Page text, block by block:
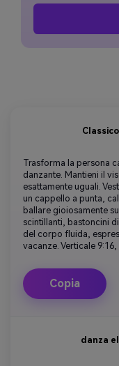
Trasforma la persona
danzante. Mantieni il
esattamente uguali.
un cappello a punta,
ballare gioiosamente
scintillanti, bastoncini
del corpo fluida,
vacanze. Verticale
Copia
danza